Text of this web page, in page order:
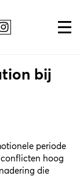
bij
periode
hoog
die